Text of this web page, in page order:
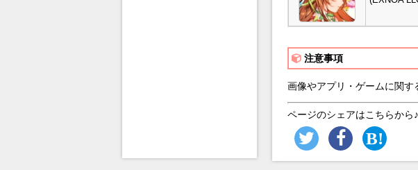
注意事項
画像やアプリ・ゲームに関す
ページのシェアはこちらから♪